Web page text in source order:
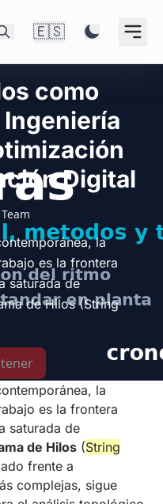
🇪🇸
como
Digital
la
es la frontera
saturada de
de Hilos (String
la
es la frontera
saturada de
de Hilos (String
frente a
complejas, sigue